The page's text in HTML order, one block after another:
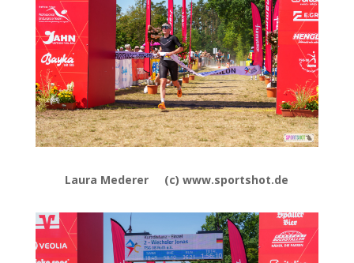
Laura Mederer (c) www.sportshot.de